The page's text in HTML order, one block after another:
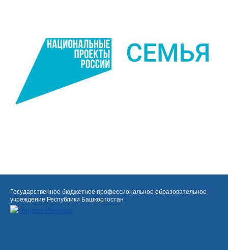
Государственное бюджетное профессиональное образовательное
учреждение Республики Башкортостан